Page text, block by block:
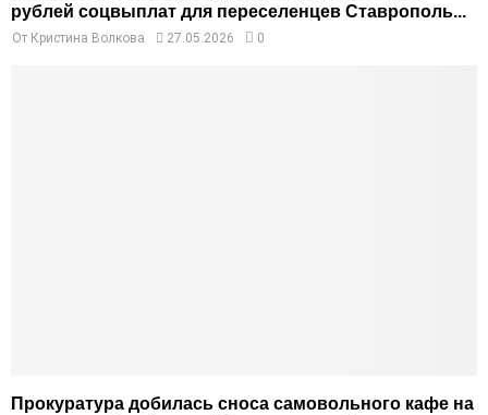
рублей соцвыплат для переселенцев Ставрополь...
От Кристина Волкова 27.05.2026 0
Прокуратура добилась сноса самовольного кафе на